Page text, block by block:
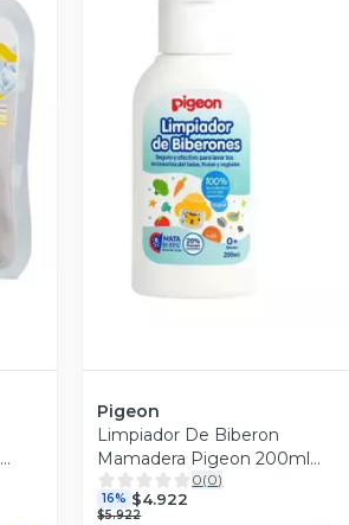
Vista Previa
Pigeon
Limpiador De Biberon
Mamadera Pigeon 200ml
Antibacterial
0(0)
16% $4.922
$5.922